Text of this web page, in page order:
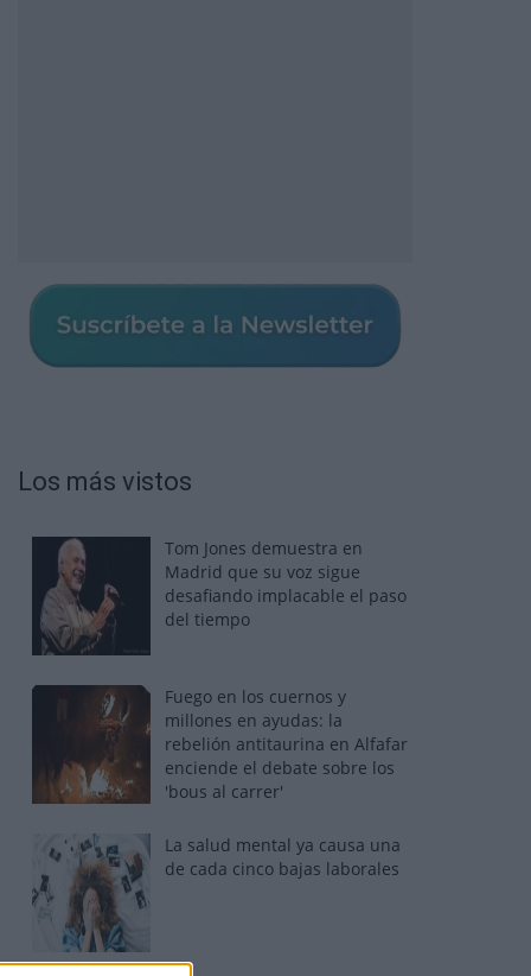
Los más vistos
Tom Jones demuestra en
Madrid que su voz sigue
desafiando implacable el paso
del tiempo
Fuego en los cuernos y
millones en ayudas: la
rebelión antitaurina en Alfafar
enciende el debate sobre los
'bous al carrer'
La salud mental ya causa una
de cada cinco bajas laborales